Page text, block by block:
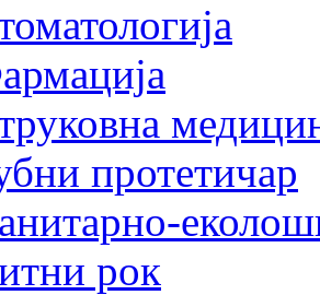
протетичар
рок